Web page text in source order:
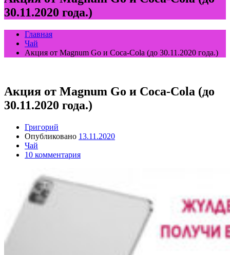
30.11.2020 года.)
Главная
Чай
Акция от Magnum Go и Coca-Cola (до 30.11.2020 года.)
Акция от Magnum Go и Coca-Cola (до
30.11.2020 года.)
Григорий
Опубликовано 13.11.2020
Чай
10 комментария